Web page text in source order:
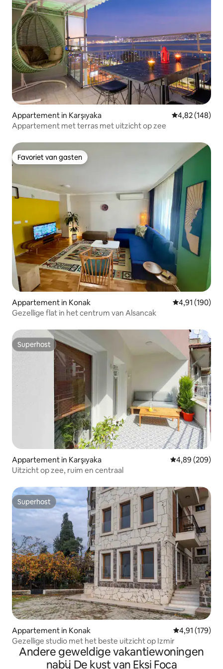
Appartement in Karşıyaka Gemiddelde
4,82 (148)
Appartement met terras met uitzicht op zee
Favoriet van gasten
Favoriet van gasten
Appartement in Konak Gemiddelde
4,91 (190)
Gezellige flat in het centrum van Alsancak
Superhost
Superhost
Appartement in Karşıyaka Gemiddelde
4,89 (209)
Uitzicht op zee, ruim en centraal
Superhost
Superhost
Appartement in Konak Gemiddelde
4,91 (179)
Gezellige studio met het beste uitzicht op Izmir
Andere geweldige vakantiewoningen
nabij De kust van Eksi Foca